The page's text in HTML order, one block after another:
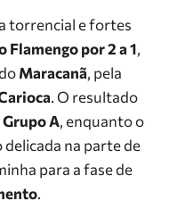
torrencial e fortes
Flamengo por 2 a 1,
Maracanã, pela
. O resultado
Grupo A, enquanto o
na parte de
para a fase de
.